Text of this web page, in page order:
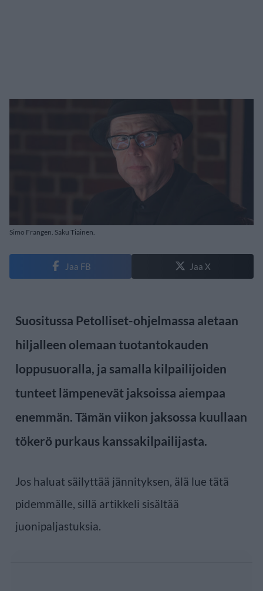
Simo Frangen. Saku Tiainen.
Jaa FB Jaa X
Suositussa Petolliset-ohjelmassa aletaan
hiljalleen olemaan tuotantokauden
loppusuoralla, ja samalla kilpailijoiden
tunteet lämpenevät jaksoissa aiempaa
enemmän. Tämän viikon jaksossa kuullaan
tökerö purkaus kanssakilpailijasta.
Jos haluat säilyttää jännityksen, älä lue tätä
pidemmälle, sillä artikkeli sisältää
juonipaljastuksia.